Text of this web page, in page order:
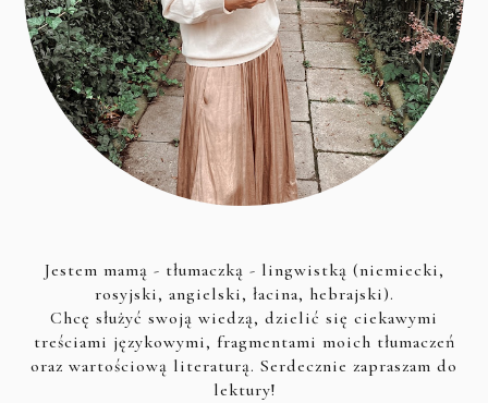
Jestem mamą - tłumaczką - lingwistką (niemiecki,
rosyjski, angielski, łacina, hebrajski).
Chcę służyć swoją wiedzą, dzielić się ciekawymi
treściami językowymi, fragmentami moich tłumaczeń
oraz wartościową literaturą. Serdecznie zapraszam do
lektury!